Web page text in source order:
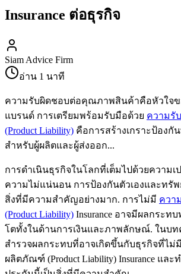
Insurance ต่อธุรกิจ
Siam Advice Firm
อ่าน 1 นาที
ความรับผิดชอบต่อคุณภาพสินค้าคือหัวใจข
แบรนด์ การเตรียมพร้อมรับมือด้วย ความรั
(Product Liability) คือการสร้างเกราะป้องกั
สำหรับผู้ผลิตและผู้ส่งออก...
การดำเนินธุรกิจในโลกที่เต็มไปด้วยความเ
ความไม่แน่นอน การป้องกันตัวเองและทรั
สิ่งที่มีความสำคัญอย่างมาก. การไม่มี ควา
(Product Liability) Insurance อาจมีผลกระท
โตทั้งในด้านการเงินและภาพลักษณ์. ในบท
สำรวจผลกระทบที่อาจเกิดขึ้นกับธุรกิจที่ไม่
ผลิตภัณฑ์ (Product Liability) Insurance แล